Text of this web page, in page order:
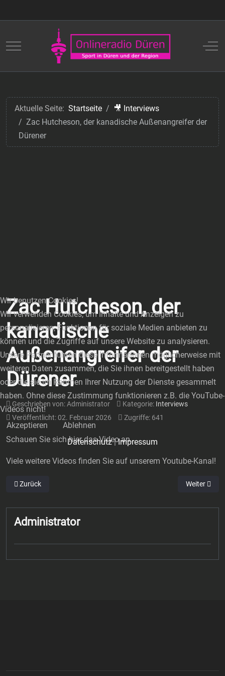
Mobile Menu Toggle Off-
Aktuelle Seite: Startseite
🎥 Interviews
Zac Hutcheson, der kanadische Außenangreifer der
Dürener
Zac Hutcheson, der
kanadische
Außenangreifer der
Dürener
Geschrieben von:Administrator Kategorie: Interviews
Veröffentlicht: 02. Februar 2026
Zugriffe: 641
Schauen Sie sich hier das Video an.
Viele weitere Videos finden Sie auf unserem Youtube-Kanal!
Vorheriger Beitrag: MVP des Spiels, Robin Baghdady
Zurück Nächster
Weiter
Administrator
Wir benutzen Cookies!
Wir verwenden Cookies, um Inhalte und Anzeigen zu
personalisieren, Funktionen für soziale Medien anbieten zu
können und die Zugriffe auf unsere Website zu analysieren.
Unsere Partner führen diese Informationen möglicherweise mit
weiteren Daten zusammen, die Sie ihnen bereitgestellt haben
oder die sie im Rahmen Ihrer Nutzung der Dienste gesammelt
haben. Ohne diese Zustimmung funktionieren z.B. die YouTube-
Videos nicht!
Akzeptieren
Ablehnen
Datenschutz|Impressum